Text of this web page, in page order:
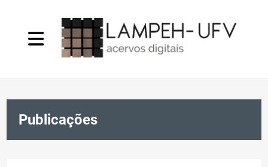
O Laboratório
Publicações